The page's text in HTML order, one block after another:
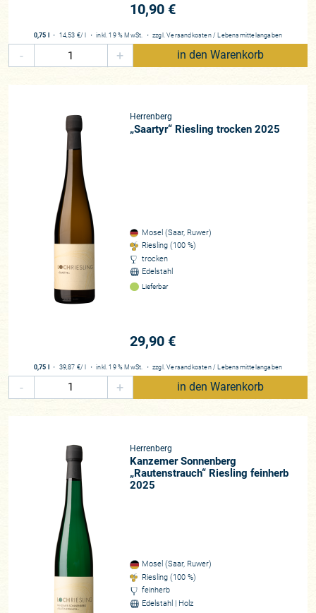
10,90 €
0,75 l ・ 14,53 €/ l ・inkl. 19 % MwSt. ・ zzgl.Versandkosten / Lebensmittelangaben
- + in den Warenkorb
Herrenberg
„Saartyr“ Riesling trocken 2025
Mosel (Saar, Ruwer)
Riesling (100 %)
trocken
Edelstahl
Lieferbar
29,90 €
0,75 l ・ 39,87 €/ l ・inkl. 19 % MwSt. ・ zzgl.Versandkosten / Lebensmittelangaben
- + in den Warenkorb
Herrenberg
Kanzemer Sonnenberg
„Rautenstrauch“ Riesling feinherb
2025
Mosel (Saar, Ruwer)
Riesling (100 %)
feinherb
Edelstahl | Holz